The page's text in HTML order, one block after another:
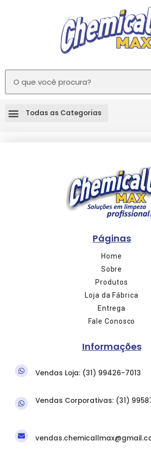
Páginas
Home
Sobre
Produtos
Loja da Fábrica
Entrega
Fale Conosco
Informações
Vendas Loja: (31) 99426-7013
Vendas Corporativas: (31)